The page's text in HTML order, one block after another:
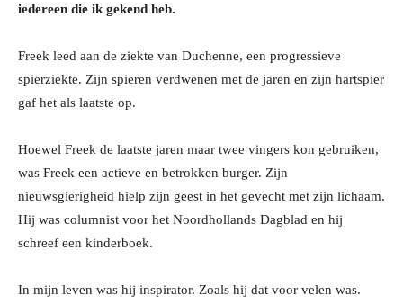
iedereen die ik gekend heb.
Freek leed aan de ziekte van Duchenne, een progressieve
spierziekte. Zijn spieren verdwenen met de jaren en zijn hartspier
gaf het als laatste op.
Hoewel Freek de laatste jaren maar twee vingers kon gebruiken,
was Freek een actieve en betrokken burger. Zijn
nieuwsgierigheid hielp zijn geest in het gevecht met zijn lichaam.
Hij was columnist voor het Noordhollands Dagblad en hij
schreef een kinderboek.
In mijn leven was hij inspirator. Zoals hij dat voor velen was.